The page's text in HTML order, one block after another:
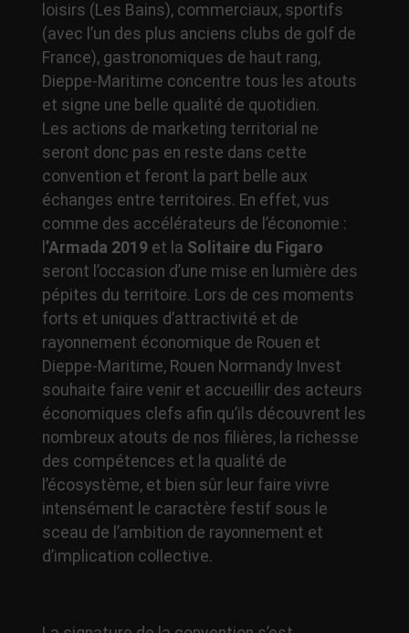
loisirs (Les Bains), commerciaux, sportifs
(avec l’un des plus anciens clubs de golf de
France), gastronomiques de haut rang,
Dieppe-Maritime concentre tous les atouts
et signe une belle qualité de quotidien.
Les actions de marketing territorial ne
seront donc pas en reste dans cette
convention et feront la part belle aux
échanges entre territoires. En effet, vus
comme des accélérateurs de l’économie :
’Armada 2019et la Solitaire du Figaro
seront l’occasion d’une mise en lumière des
pépites du territoire. Lors de ces moments
forts et uniques d’attractivité et de
rayonnement économique de Rouen et
Dieppe-Maritime, Rouen Normandy Invest
souhaite faire venir et accueillir des acteurs
économiques clefs afin qu’ils découvrent les
nombreux atouts de nos filières, la richesse
des compétences et la qualité de
l’écosystème, et bien sûr leur faire vivre
intensément le caractère festif sous le
sceau de l’ambition de rayonnement et
d’implication collective.